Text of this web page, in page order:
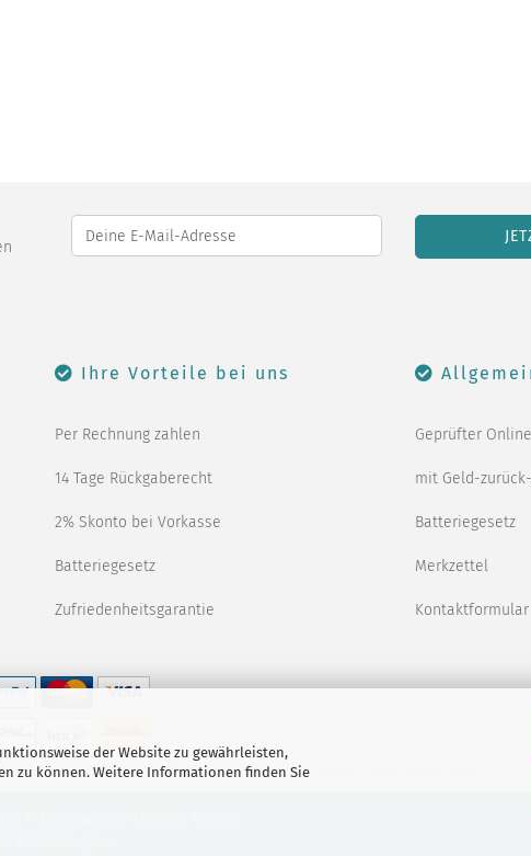
der Website zu gewährleisten,
zu können. Weitere Informationen finden Sie
Ihre Vorteile bei uns
Per Rechnung zahlen
14 Tage Rückgaberecht
2% Skonto bei Vorkasse
Batteriegesetz
Zufriedenheitsgarantie
Geprüfter
mit Geld-
Batteriegesetz
Merkzettel
Kontaktformular
zzgl.Versandkostensoweit nicht anders gekennzeichnet.